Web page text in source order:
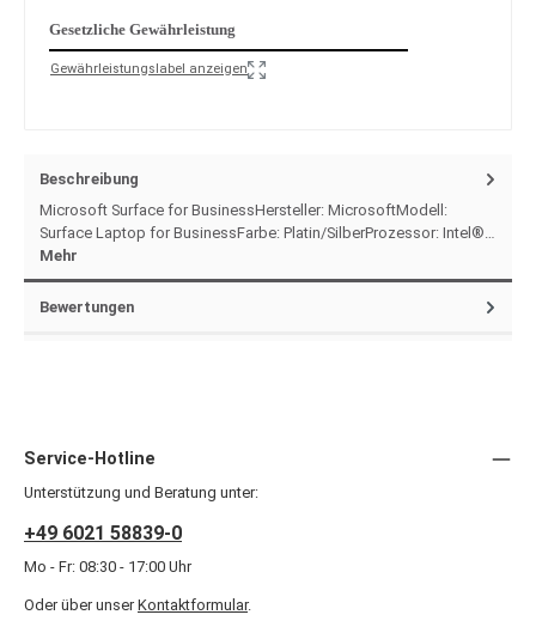
Gesetzliche Gewährleistung
Gewährleistungslabel anzeigen
Beschreibung
Microsoft Surface for BusinessHersteller: MicrosoftModell:
Surface Laptop for BusinessFarbe: Platin/SilberProzessor: Intel®…
Mehr
Bewertungen
Service-Hotline
Unterstützung und Beratung unter:
+49 6021 58839-0
Mo - Fr: 08:30 - 17:00 Uhr
Oder über unser Kontaktformular.